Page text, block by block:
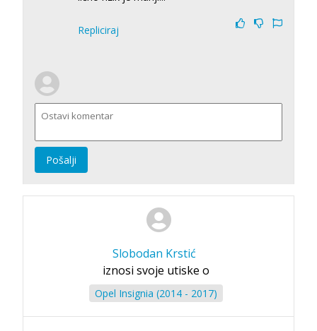
Repliciraj
Pošalji
Slobodan Krstić
iznosi svoje utiske o
Opel Insignia (2014 - 2017)